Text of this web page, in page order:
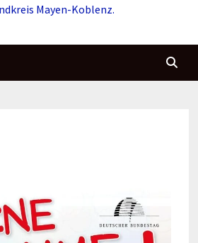
Mayen-Koblenz.